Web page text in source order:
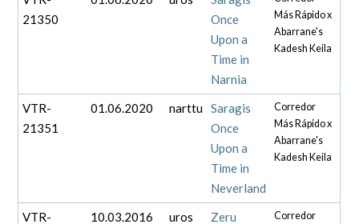
21350
Once
Upon a
Time in
Narnia
Más Rápido x
Abarrane's
Kadesh Keila
VTR-
21351
01.06.2020 narttu Saragis
Once
Upon a
Time in
Neverland
Corredor
Más Rápido x
Abarrane's
Kadesh Keila
VTR-
10.03.2016 uros
Zeru
Corredor